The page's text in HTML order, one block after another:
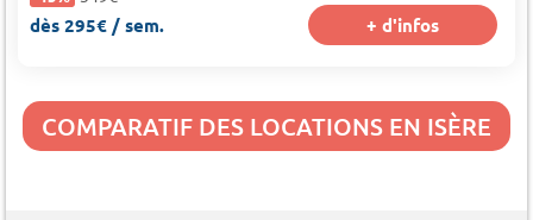
dès 295€ / sem. + d'infos
COMPARATIF DES LOCATIONS EN ISÈRE